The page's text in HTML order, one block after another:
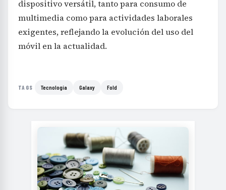
dispositivo versátil, tanto para consumo de
multimedia como para actividades laborales
exigentes, reflejando la evolución del uso del
móvil en la actualidad.
TAGS Tecnología Galaxy Fold